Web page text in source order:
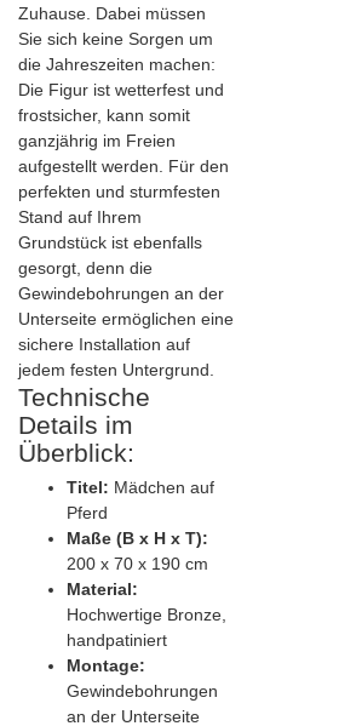
Zuhause. Dabei müssen
Sie sich keine Sorgen um
die Jahreszeiten machen:
Die Figur ist wetterfest und
frostsicher, kann somit
ganzjährig im Freien
aufgestellt werden. Für den
perfekten und sturmfesten
Stand auf Ihrem
Grundstück ist ebenfalls
gesorgt, denn die
Gewindebohrungen an der
Unterseite ermöglichen eine
sichere Installation auf
jedem festen Untergrund.
Technische
Details im
Überblick:
Titel: Mädchen auf
Pferd
Maße (B x H x T):
200 x 70 x 190 cm
Material:
Hochwertige Bronze,
handpatiniert
Montage:
Gewindebohrungen
an der Unterseite